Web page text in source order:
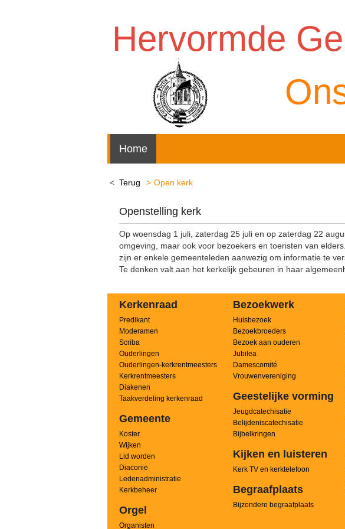
Hervormde
Home
Terug Open kerk
Openstelling kerk
Op woensdag 1 juli, zaterdag 25 juli en op zaterdag 22
omgeving, maar ook voor bezoekers en toeristen van
zijn er enkele gemeenteleden aanwezig om informatie te
Te denken valt aan het kerkelijk gebeuren in haar
Kerkenraad
Predikant
Moderamen
Scriba
Ouderlingen
Ouderlingen-kerkrentmeesters
Kerkrentmeesters
Diakenen
Taakverdeling kerkenraad
Gemeente
Koster
Wijken
Lid worden
Diaconie
Ledenadministratie
Kerkbeheer
Orgel
Organisten
Bezoekwerk
Huisbezoek
Bezoekbroeders
Bezoek aan ouderen
Jubilea
Damescomité
Vrouwenvereniging
Geestelijke vorming
Jeugdcatechisatie
Belijdeniscatechisatie
Bijbelkringen
Kijken en luisteren
Kerk TV en kerktelefoon
Begraafplaats
Bijzondere begraafplaats